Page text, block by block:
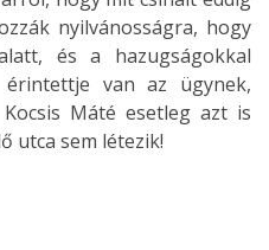
nyilvánosságra, hogy
és a hazugságokkal
van az ügynek,
Máté esetleg azt is
utca sem létezik!